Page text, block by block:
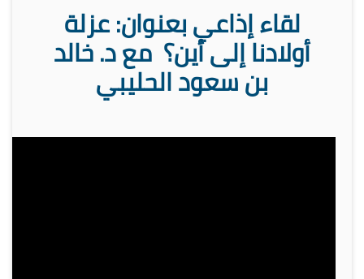
لقاء إذاعي بعنوان: عزلة
أولادنا إلى أين؟ مع د. خالد
بن سعود الحليبي